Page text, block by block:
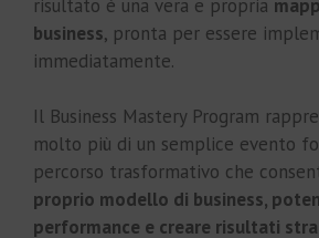
risultato è una vera e propria
business, pronta per essere
immediatamente.
Il Business Mastery Program
molto più di un semplice evento
percorso trasformativo che
proprio modello di business,
performance e creare risultati